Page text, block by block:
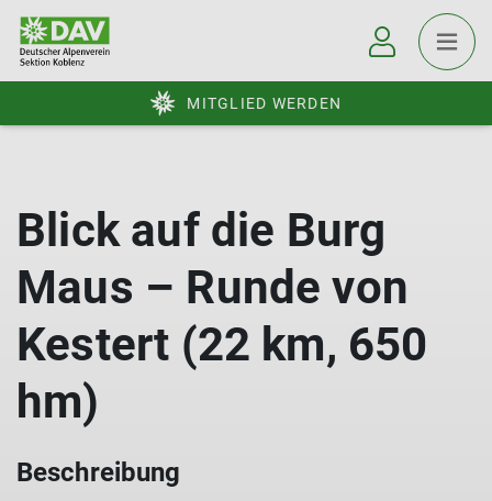
MITGLIED WERDEN
Blick auf die Burg
Maus – Runde von
Kestert (22 km, 650
hm)
Beschreibung